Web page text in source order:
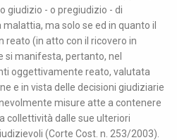
giudizio - o pregiudizio - di
ma solo se ed in quanto il
reato (in atto con il ricovero in
si manifesta, pertanto, nel
oggettivamente reato, valutata
e in vista delle decisioni giudiziarie
misure atte a contenere
collettività dalle sue ulteriori
(Corte Cost. n. 253/2003).